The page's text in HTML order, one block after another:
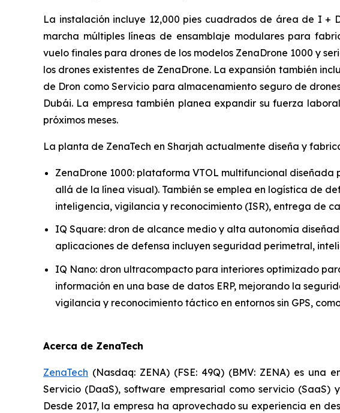
La instalación incluye 12,000 pies cuadrados de área de I
marcha múltiples líneas de ensamblaje modulares para
vuelo finales para drones de los modelos ZenaDrone 1000 y
los drones existentes de ZenaDrone. La expansión también
de Dron como Servicio para almacenamiento seguro de
Dubái. La empresa también planea expandir su fuerza
próximos meses.
La planta de ZenaTech en Sharjah actualmente diseña y
ZenaDrone 1000: plataforma VTOL multifuncional
allá de la línea visual). También se emplea en logística de
inteligencia, vigilancia y reconocimiento (ISR), entrega de
IQ Square: dron de alcance medio y alta autonomía
aplicaciones de defensa incluyen seguridad perimetral,
IQ Nano: dron ultracompacto para interiores optimizado
información en una base de datos ERP, mejorando la
vigilancia y reconocimiento táctico en entornos sin GPS,
Acerca de ZenaTech
ZenaTech (Nasdaq: ZENA) (FSE: 49Q) (BMV: ZENA) es
Servicio (DaaS), software empresarial como servicio
Desde 2017, la empresa ha aprovechado su experiencia en